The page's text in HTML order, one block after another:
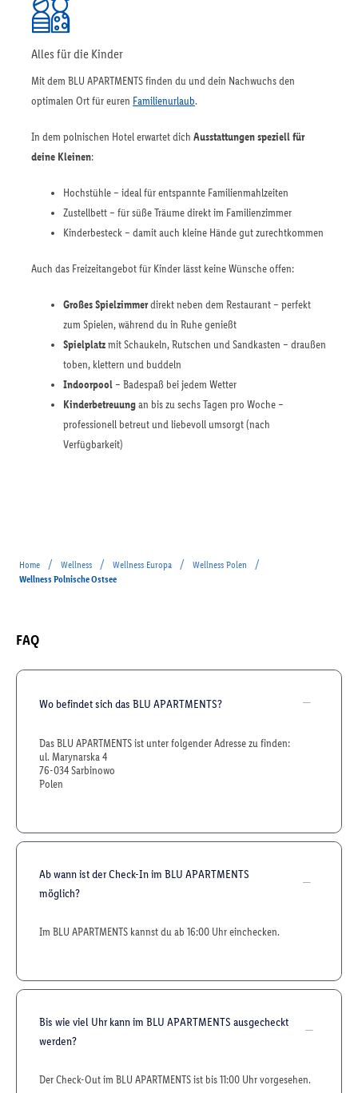
Alles für die Kinder
Mit dem BLU APARTMENTS finden du und dein Nachwuchs den
optimalen Ort für euren Familienurlaub.
In dem polnischen Hotel erwartet dich Ausstattungen speziell für
deine Kleinen:
Hochstühle – ideal für entspannte Familienmahlzeiten
Zustellbett – für süße Träume direkt im Familienzimmer
Kinderbesteck – damit auch kleine Hände gut zurechtkommen
Auch das Freizeitangebot für Kinder lässt keine Wünsche offen:
Großes Spielzimmerdirekt neben dem Restaurant – perfekt
zum Spielen, während du in Ruhe genießt
Spielplatzmit Schaukeln, Rutschen und Sandkasten – draußen
toben, klettern und buddeln
Indoorpool – Badespaß bei jedem Wetter
Kinderbetreuungan bis zu sechs Tagen pro Woche –
professionell betreut und liebevoll umsorgt (nach
Verfügbarkeit)
Home / Wellness / Wellness Europa / Wellness Polen /
Wellness Polnische Ostsee
FAQ
Wo befindet sich das BLU APARTMENTS?
Das BLU APARTMENTS ist unter folgender Adresse zu finden:
ul. Marynarska 4
76-034 Sarbinowo
Polen
Ab wann ist der Check-In im BLU APARTMENTS
möglich?
Im BLU APARTMENTS kannst du ab 16:00 Uhr einchecken.
Bis wie viel Uhr kann im BLU APARTMENTS ausgecheckt
werden?
Der Check-Out im BLU APARTMENTS ist bis 11:00 Uhr vorgesehen.